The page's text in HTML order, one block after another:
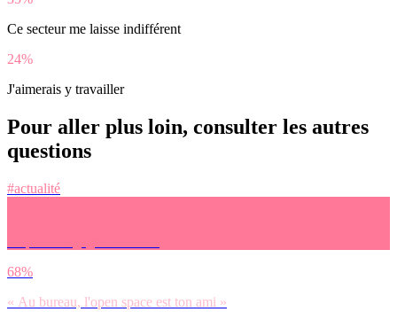
Ce secteur me laisse indifférent
24%
J'aimerais y travailler
Pour aller plus loin, consulter les autres
questions
#actualité
68%
« Au bureau, l'open space est ton ami »